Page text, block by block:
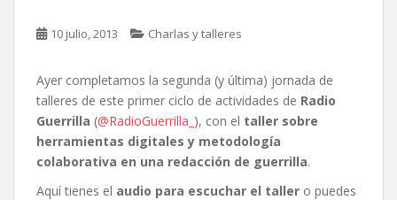
10 julio, 2013 Charlas y talleres
Ayer completamos la segunda (y última) jornada de
talleres de este primer ciclo de actividades de Radio
Guerrilla (@RadioGuerrilla_ ), con el taller sobre
herramientas digitales y metodología
colaborativa en una redacción de guerrilla.
Aquí tienes el audio para escuchar el taller o puedes